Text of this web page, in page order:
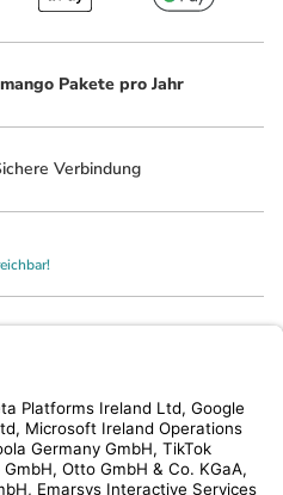
Pakete pro Jahr
Verbindung